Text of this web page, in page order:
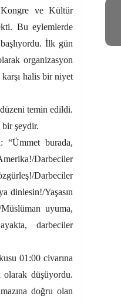
Kongre ve Kültür
Bu eylemlerde
İlk gün
organizasyon
halis bir niyet
temin edildi.
şeydir.
“Ümmet burada,
Darbeciler
Darbeciler
dinlesin!/Yaşasın
uyuma,
darbeciler
01:00 civarına
olarak düşüyordu.
doğru olan